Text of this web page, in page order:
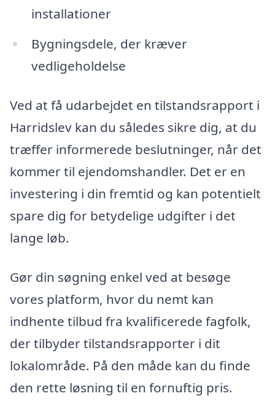
installationer
Bygningsdele, der kræver
vedligeholdelse
Ved at få udarbejdet en tilstandsrapport i
Harridslev kan du således sikre dig, at du
træffer informerede beslutninger, når det
kommer til ejendomshandler. Det er en
investering i din fremtid og kan potentielt
spare dig for betydelige udgifter i det
lange løb.
Gør din søgning enkel ved at besøge
vores platform, hvor du nemt kan
indhente tilbud fra kvalificerede fagfolk,
der tilbyder tilstandsrapporter i dit
lokalområde. På den måde kan du finde
den rette løsning til en fornuftig pris.